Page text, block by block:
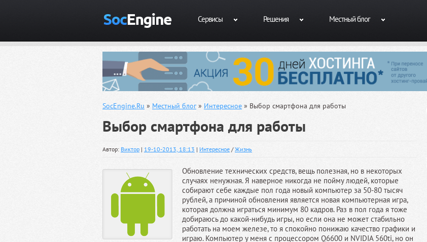
Сервисы Решения Местный блог
SocEngine.Ru » Местный блог» Интересное » Выбор смартфона для работы
Выбор смартфона для работы
Автор: Виктор | 19-10-2013, 18:13 | Интересное /Жизнь
Обновление технических средств, вещь полезная, но в некоторых
случаях ненужная. Я наверное никогда не пойму людей, которые
собирают себе каждые пол года новый компьютер за 50-80 тысяч
рублей, а причиной обновления является новая компьютерная игра,
которая должна играться минимум 80 кадров. Раз в пол года я тоже
добираюсь до какой-нибудь игры, но если она не может стабильно
работать на моем железе, то я спокойно понижаю качество графики и
играю. Компьютер у меня с процессором Q6600 и NVIDIA 560ti, но он